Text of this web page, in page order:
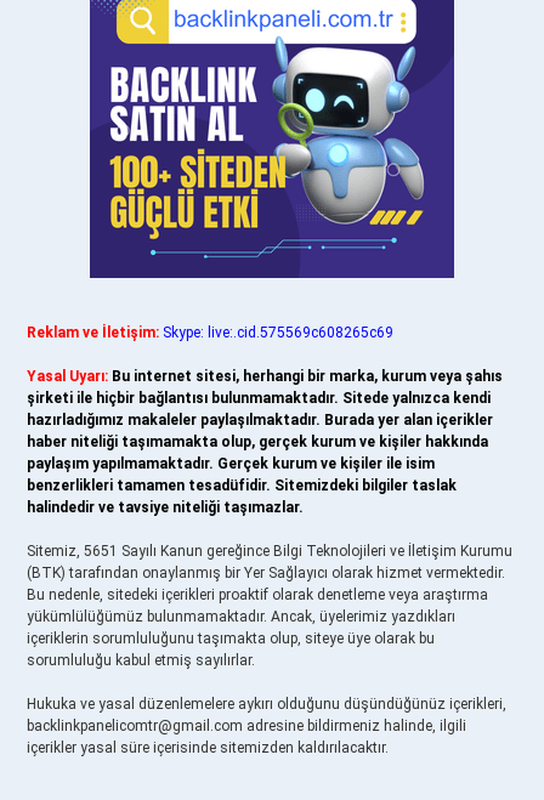
Reklam ve İletişim: Skype: live:.cid.575569c608265c69
Yasal Uyarı: Bu internet sitesi, herhangi bir marka, kurum veya şahıs
şirketi ile hiçbir bağlantısı bulunmamaktadır. Sitede yalnızca kendi
hazırladığımız makaleler paylaşılmaktadır. Burada yer alan içerikler
haber niteliği taşımamakta olup, gerçek kurum ve kişiler hakkında
paylaşım yapılmamaktadır. Gerçek kurum ve kişiler ile isim
benzerlikleri tamamen tesadüfidir. Sitemizdeki bilgiler taslak
halindedir ve tavsiye niteliği taşımazlar.
Sitemiz, 5651 Sayılı Kanun gereğince Bilgi Teknolojileri ve İletişim Kurumu
(BTK) tarafından onaylanmış bir Yer Sağlayıcı olarak hizmet vermektedir.
Bu nedenle, sitedeki içerikleri proaktif olarak denetleme veya araştırma
yükümlülüğümüz bulunmamaktadır. Ancak, üyelerimiz yazdıkları
içeriklerin sorumluluğunu taşımakta olup, siteye üye olarak bu
sorumluluğu kabul etmiş sayılırlar.
Hukuka ve yasal düzenlemelere aykırı olduğunu düşündüğünüz içerikleri,
backlinkpanelicomtr@gmail.com adresine bildirmeniz halinde, ilgili
içerikler yasal süre içerisinde sitemizden kaldırılacaktır.